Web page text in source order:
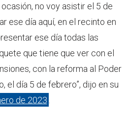
no voy asistir el 5 de
ese día aquí, en el recinto en
ese día todas las
que tiene que ver con el
con la reforma al Poder
el día 5 de febrero”, dijo en su
de 2023